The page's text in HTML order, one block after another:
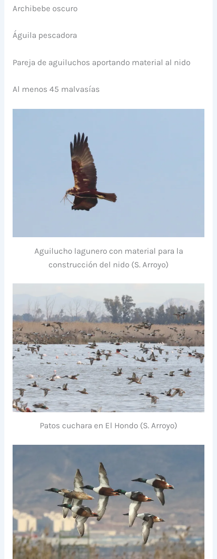
Archibebe oscuro
Águila pescadora
Pareja de aguiluchos aportando material al nido
Al menos 45 malvasías
Aguilucho lagunero con material para la
construcción del nido (S. Arroyo)
Patos cuchara en El Hondo (S. Arroyo)